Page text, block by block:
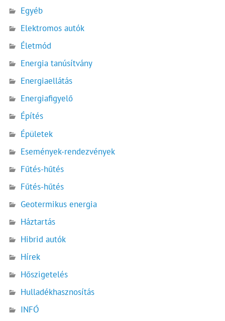
Egyéb
Elektromos autók
Életmód
Energia tanúsítvány
Energiaellátás
Energiafigyelő
Építés
Épületek
Események-rendezvények
Fűtés-hűtés
Fűtés-hűtés
Geotermikus energia
Háztartás
Hibrid autók
Hírek
Hőszigetelés
Hulladékhasznosítás
INFÓ